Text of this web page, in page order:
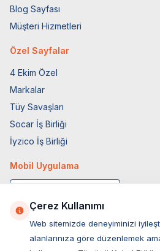
Blog Sayfası
Müşteri Hizmetleri
Özel Sayfalar
4 Ekim Özel
Markalar
Tüy Savaşları
Socar İş Birliği
İyzico İş Birliği
Mobil Uygulama
Çerez Kullanımı
Web sitemizde deneyiminizi
alanlarınıza göre düzenlemek